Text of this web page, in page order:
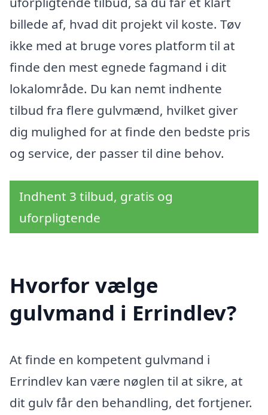
billede af, hvad dit projekt vil koste. Tøv
ikke med at bruge vores platform til at
finde den mest egnede fagmand i dit
lokalområde. Du kan nemt indhente
tilbud fra flere gulvmænd, hvilket giver
dig mulighed for at finde den bedste pris
og service, der passer til dine behov.
Indhent 3 tilbud, gratis og
uforpligtende
Hvorfor vælge
gulvmand i Errindlev?
At finde en kompetent gulvmand i
Errindlev kan være nøglen til at sikre, at
dit gulv får den behandling, det fortjener.